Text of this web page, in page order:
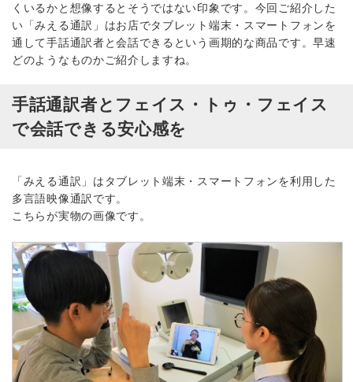
くいるかと想像するとそうではない印象です。今回ご紹介した
い「みえる通訳」はお店でタブレット端末・スマートフォンを
通して手話通訳者と会話できるという画期的な商品です。早速
どのようなものかご紹介しますね。
手話通訳者とフェイス・トゥ・フェイス
で会話できる安心感を
「みえる通訳」はタブレット端末・スマートフォンを利用した
多言語映像通訳です。
こちらが実物の画像です。